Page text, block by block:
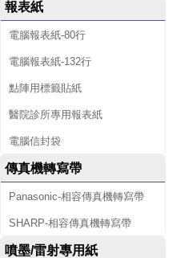
報表紙
電腦報表紙-80行
電腦報表紙-132行
點陣用標籤貼紙
醫院診所專用報表紙
電腦信封袋
傳真機轉寫帶
Panasonic-相容傳真機轉寫帶
SHARP-相容傳真機轉寫帶
噴墨/雷射專用紙